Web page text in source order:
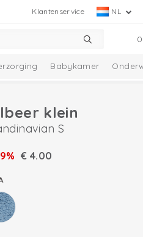
NL
Klantenservice
Babykamer
klein
S
€ 4.00